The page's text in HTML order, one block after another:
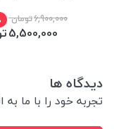
6,900,000تومان
5,500,000
دیدگاه ها
تجربه خود را با ما